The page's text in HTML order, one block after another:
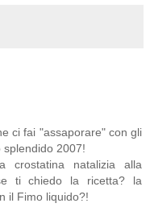
ci fai "assaporare" con gli
2007!
crostatina natalizia alla
ti chiedo la ricetta? la
il Fimo liquido?!